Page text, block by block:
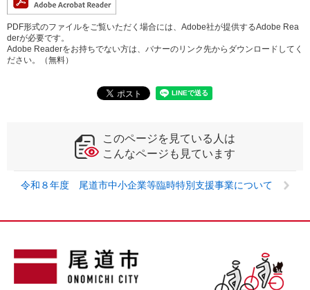
PDF形式のファイルをご覧いただく場合には、Adobe社が提供するAdobe Rea
derが必要です。
Adobe Readerをお持ちでない方は、バナーのリンク先からダウンロードしてく
ださい。（無料）
このページを見ている人は
こんなページも見ています
令和８年度 尾道市中小企業等臨時特別支援事業について